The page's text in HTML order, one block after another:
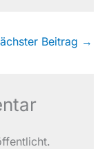
Beitrag →